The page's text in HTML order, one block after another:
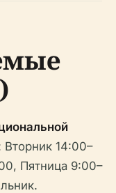
Вторник 14:00–
Пятница 9:00–